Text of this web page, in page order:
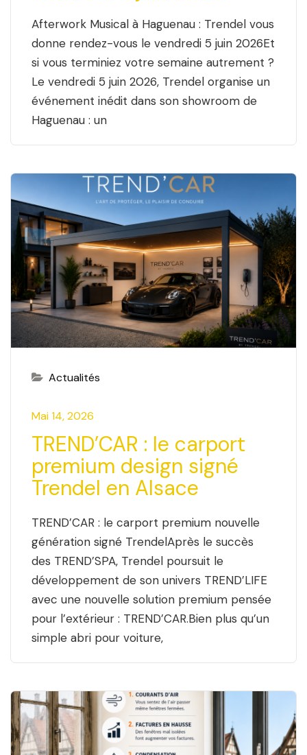
Afterwork Musical à Haguenau : Trendel vous
donne rendez-vous le vendredi 5 juin 2026Et
si vous terminiez votre semaine autrement ?
Le vendredi 5 juin 2026, Trendel organise un
événement inédit dans son showroom de
Haguenau : un
Actualités
Mai 14, 2026
TREND’CAR : le carport
premium design signé
Trendel en Alsace
TREND’CAR : le carport premium nouvelle
génération signé TrendelAprès le succès
des TREND’SPA, Trendel poursuit le
développement de son univers TREND’LIFE
avec une nouvelle solution premium pensée
pour l’extérieur : TREND’CAR.Bien plus qu’un
simple abri pour voiture,